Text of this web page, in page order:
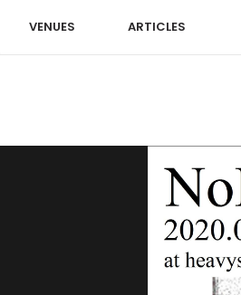
VENUES ARTICLES